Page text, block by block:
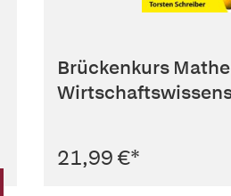
Brückenkurs
21,99 €*